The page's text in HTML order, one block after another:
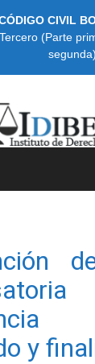
CIVIL
(Parte
segunda)
y